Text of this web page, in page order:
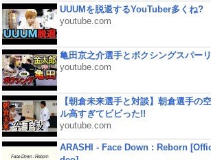
UUUMを脱退するYouTuber多くね?
youtube.com
亀田京之介選手とボクシングスパー
youtube.com
【朝倉未来選手と対談】朝倉選手の
ル高すぎてビビった!!
youtube.com
ARASHI - Face Down : Reborn